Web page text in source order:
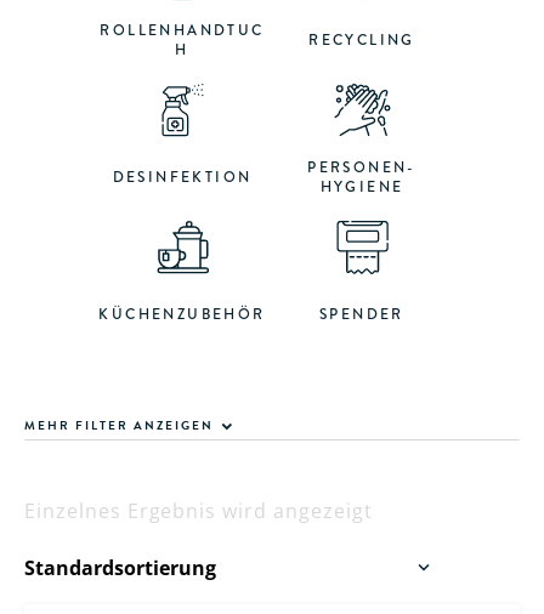
ROLLENHANDTUC
H
RECYCLING
DESINFEKTION
PERSONEN-
HYGIENE
KÜCHENZUBEHÖR SPENDER
MEHR FILTER ANZEIGEN
Einzelnes Ergebnis wird angezeigt